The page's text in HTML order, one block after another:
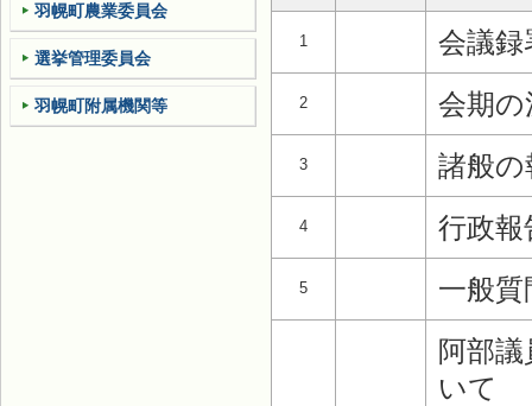
1 会議録
2 会期の
3 諸般の
4 行政報
5
一般質
阿部
いて
羽幌町農業委員会
選挙管理委員会
羽幌町附属機関等